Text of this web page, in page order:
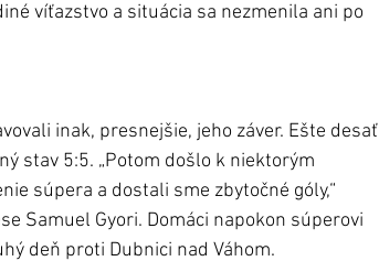
víťazstvo a situácia sa nezmenila ani po
inak, presnejšie, jeho záver. Ešte desať
stav 5:5. „Potom došlo k niektorým
súpera a dostali sme zbytočné góly,“
Samuel Gyori. Domáci napokon súperovi
deň proti Dubnici nad Váhom.